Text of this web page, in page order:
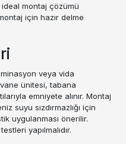
montaj çözümü
için hazır delme
veya vida
ünitesi, tabana
emniyete alınır. Montaj
suyu sızdırmazlığı için
uygulanması önerilir.
yapılmalıdır.